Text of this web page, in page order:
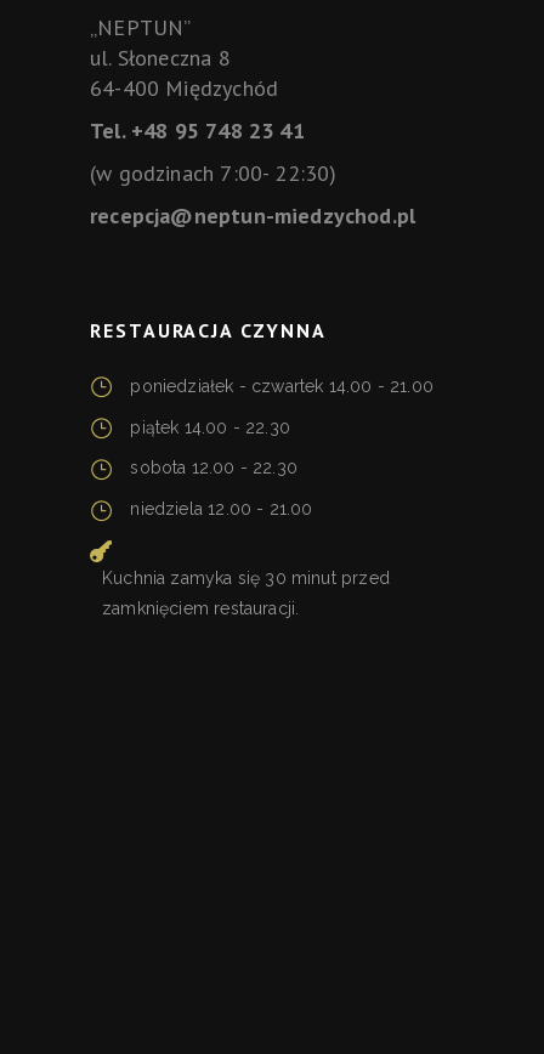
„NEPTUN”
ul. Słoneczna 8
64-400 Międzychód
Tel. +48 95 748 23 41
(w godzinach 7:00- 22:30)
recepcja@neptun-miedzychod.pl
RESTAURACJA CZYNNA
poniedziałek - czwartek 14.00 - 21.00
piątek 14.00 - 22.30
sobota 12.00 - 22.30
niedziela 12.00 - 21.00
Kuchnia zamyka się 30 minut przed
zamknięciem restauracji.